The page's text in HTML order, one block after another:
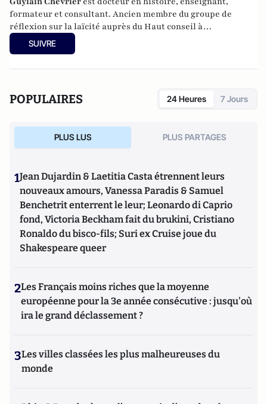
formateur et consultant. Ancien membre du groupe de
réflexion sur la laïcité auprès du Haut conseil à
l’intégration. Dernier ouvrage :
travail social,L’Harmattan, sous la direction de Guylain
SUIVRE
POPULAIRES 24 Heures 7 Jours
PLUS LUS PLUS PARTAGES
1Jean Dujardin & Laetitia Casta étrennent leurs
nouveaux amours, Vanessa Paradis & Samuel
Benchetrit enterrent le leur; Leonardo di Caprio
fond, Victoria Beckham fait du brukini, Cristiano
Ronaldo du bisco-fils; Suri ex Cruise joue du
Shakespeare queer
2Les Français moins riches que la moyenne
européenne pour la 3e année consécutive : jusqu'où
ira le grand déclassement ?
3Les villes classées les plus malheureuses du
monde